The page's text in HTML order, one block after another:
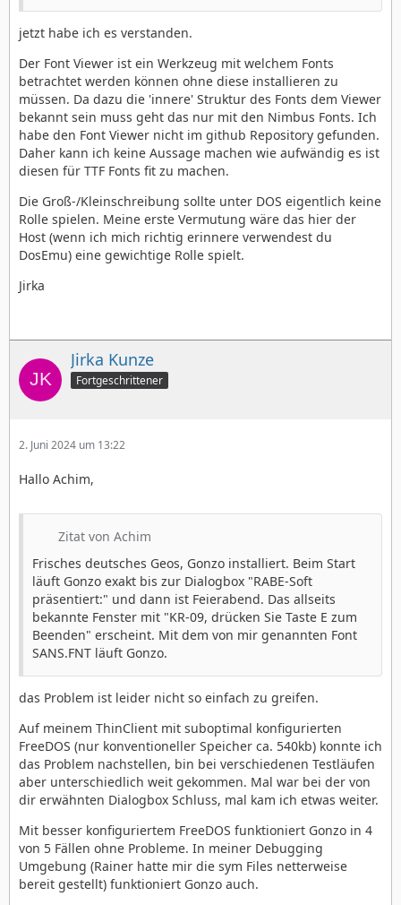
jetzt habe ich es verstanden.
Der Font Viewer ist ein Werkzeug mit welchem Fonts
betrachtet werden können ohne diese installieren zu
müssen. Da dazu die 'innere' Struktur des Fonts dem Viewer
bekannt sein muss geht das nur mit den Nimbus Fonts. Ich
habe den Font Viewer nicht im github Repository gefunden.
Daher kann ich keine Aussage machen wie aufwändig es ist
diesen für TTF Fonts fit zu machen.
Die Groß-/Kleinschreibung sollte unter DOS eigentlich keine
Rolle spielen. Meine erste Vermutung wäre das hier der
Host (wenn ich mich richtig erinnere verwendest du
DosEmu) eine gewichtige Rolle spielt.
Jirka
Jirka Kunze
Fortgeschrittener
2. Juni 2024 um 13:22
Hallo Achim,
Zitat von Achim
Frisches deutsches Geos, Gonzo installiert. Beim Start
läuft Gonzo exakt bis zur Dialogbox "RABE-Soft
präsentiert:" und dann ist Feierabend. Das allseits
bekannte Fenster mit "KR-09, drücken Sie Taste E zum
Beenden" erscheint. Mit dem von mir genannten Font
SANS.FNT läuft Gonzo.
das Problem ist leider nicht so einfach zu greifen.
Auf meinem ThinClient mit suboptimal konfigurierten
FreeDOS (nur konventioneller Speicher ca. 540kb) konnte ich
das Problem nachstellen, bin bei verschiedenen Testläufen
aber unterschiedlich weit gekommen. Mal war bei der von
dir erwähnten Dialogbox Schluss, mal kam ich etwas weiter.
Mit besser konfiguriertem FreeDOS funktioniert Gonzo in 4
von 5 Fällen ohne Probleme. In meiner Debugging
Umgebung (Rainer hatte mir die sym Files netterweise
bereit gestellt) funktioniert Gonzo auch.